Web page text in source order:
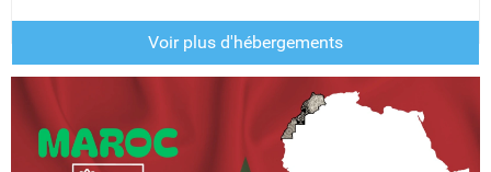
Voir plus d'hébergements